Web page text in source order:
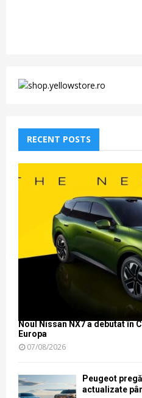
RECENT POSTS
Noul Nissan NX7 a debutat în
Europa
07/08/2026
Peugeot
actualizate